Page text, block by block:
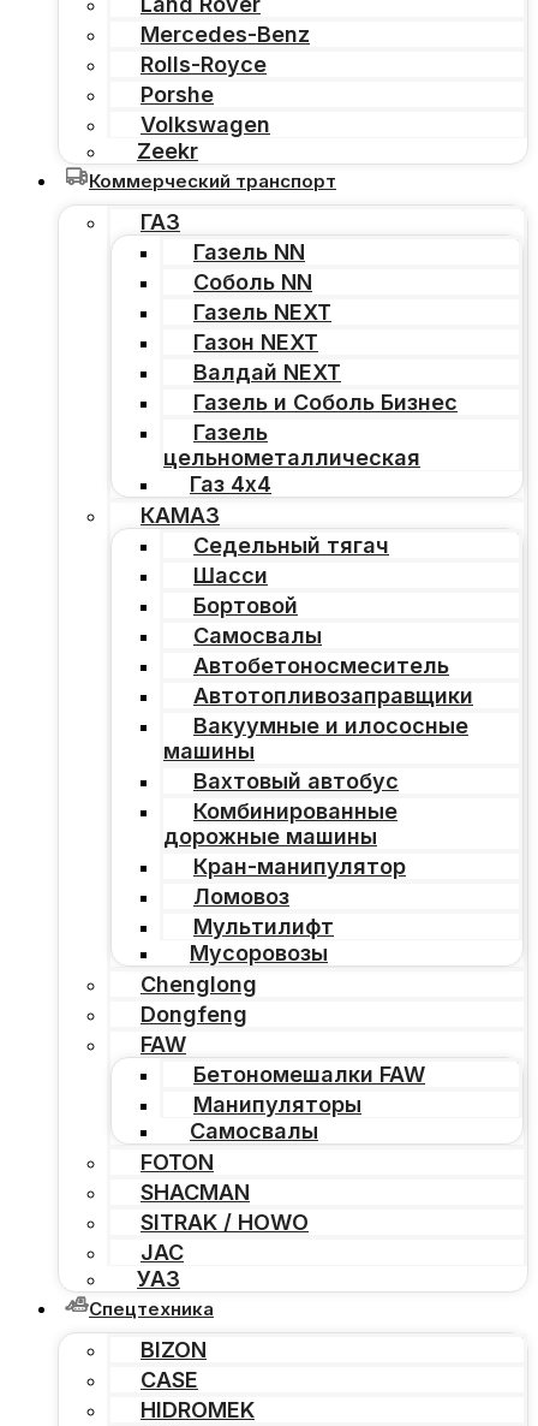
Mercedes-Benz
Rolls-Royce
Porshe
Volkswagen
Zeekr
Коммерческий транспорт
ГАЗ
Газель NN
Соболь NN
Газель NEXT
Газон NEXT
Валдай NEXT
Газель и Соболь Бизнес
Газель
цельнометаллическая
Газ 4х4
КАМАЗ
Седельный тягач
Шасси
Бортовой
Самосвалы
Автобетоносмеситель
Автотопливозаправщики
Вакуумные и илососные
машины
Вахтовый автобус
Комбинированные
дорожные машины
Кран-манипулятор
Ломовоз
Мультилифт
Мусоровозы
Chenglong
Dongfeng
FAW
Бетономешалки FAW
Манипуляторы
Самосвалы
FOTON
SHACMAN
SITRAK / HOWO
JAC
УАЗ
Спецтехника
BIZON
CASE
HIDROMEK